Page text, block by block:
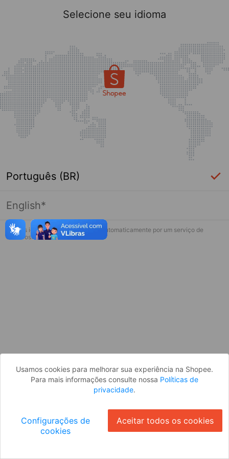
Página indisponível
Desculpe, algo deu errado. Faça login
Selecione seu idioma
Português (BR)
English*
* Esses idiomas serão traduzidos automaticamente por um serviço de
terceiros.
Usamos cookies para melhorar sua experiência na Shopee.
Para mais informações consulte nossa Políticas de
privacidade.
Configurações de
cookies
Aceitar todos os cookies